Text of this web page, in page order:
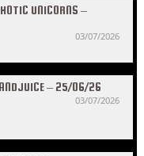
UNICORNS –
03/07/2026
– 25/06/26
03/07/2026